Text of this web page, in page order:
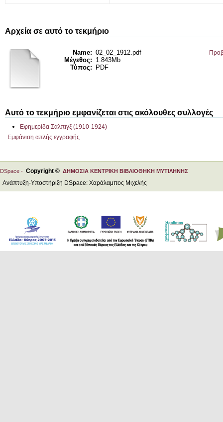
Αρχεία σε αυτό το τεκμήριο
Name: 02_02_1912.pdf
Μέγεθος: 1.843Mb
Τύπος:
PDF
Αυτό το τεκμήριο εμφανίζεται στις ακόλουθες συλλογές
Εφημερίδα Σάλπιγξ (1910-1924)
Εμφάνιση απλής εγγραφής
DSpace - Copyright © ΔΗΜΟΣΙΑ ΚΕΝΤΡΙΚΗ ΒΙΒΛΙΟΘΗΚΗ ΜΥΤΙΛΗΝΗΣ
Ανάπτυξη-Υποστήριξη DSpace: Χαράλαμπος Μιχελής